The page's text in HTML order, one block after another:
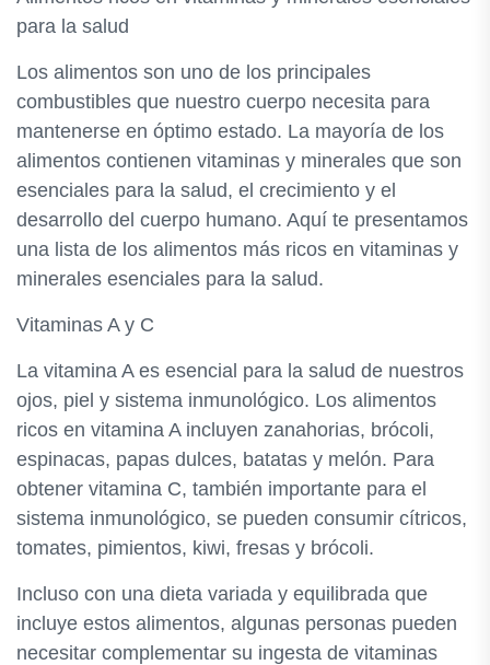
para la salud
Los alimentos son uno de los principales
combustibles que nuestro cuerpo necesita para
mantenerse en óptimo estado. La mayoría de los
alimentos contienen vitaminas y minerales que son
esenciales para la salud, el crecimiento y el
desarrollo del cuerpo humano. Aquí te presentamos
una lista de los alimentos más ricos en vitaminas y
minerales esenciales para la salud.
Vitaminas A y C
La vitamina A es esencial para la salud de nuestros
ojos, piel y sistema inmunológico. Los alimentos
ricos en vitamina A incluyen zanahorias, brócoli,
espinacas, papas dulces, batatas y melón. Para
obtener vitamina C, también importante para el
sistema inmunológico, se pueden consumir cítricos,
tomates, pimientos, kiwi, fresas y brócoli.
Incluso con una dieta variada y equilibrada que
incluye estos alimentos, algunas personas pueden
necesitar complementar su ingesta de vitaminas